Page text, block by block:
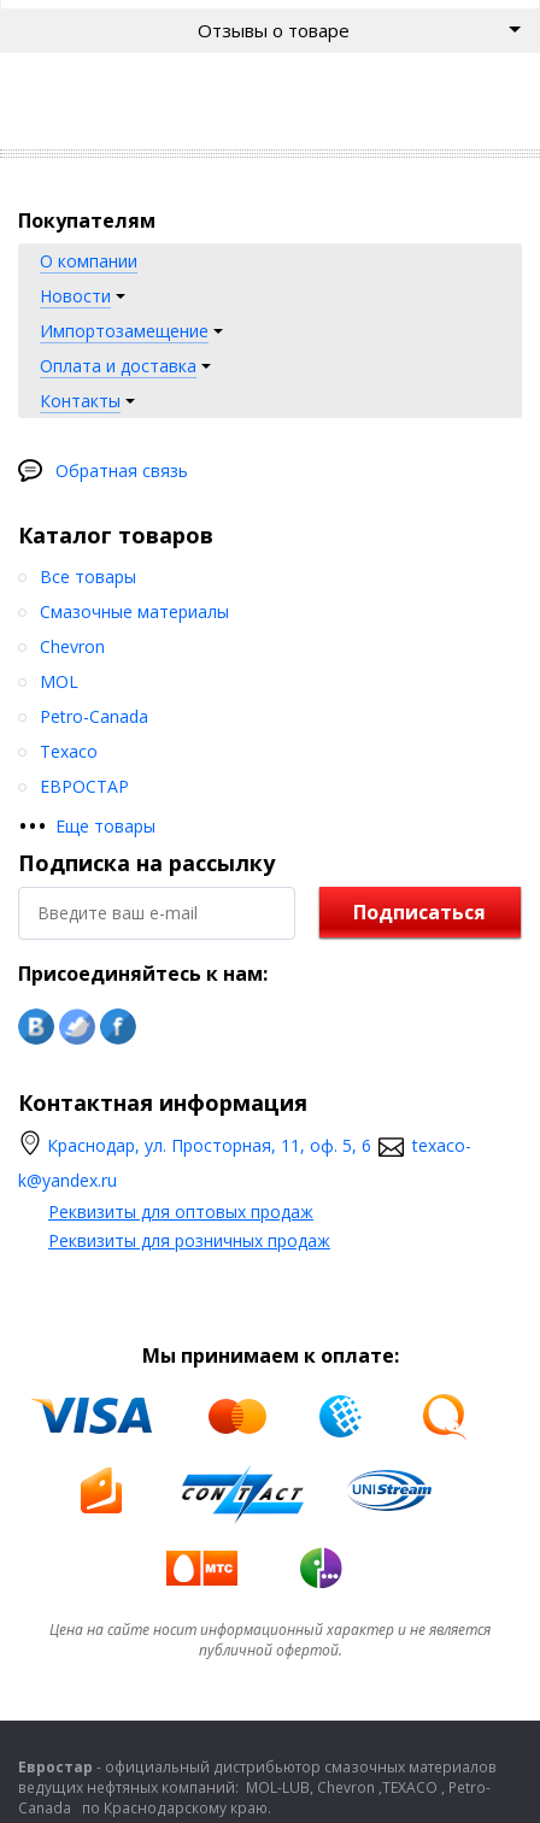
Отзывы о товаре
Покупателям
О компании
Новости
Импортозамещение
Оплата и доставка
Контакты
Обратная связь
Каталог товаров
••• Еще товары
Все товары
Смазочные материалы
Chevron
MOL
Petro-Canada
Texaco
ЕВРОСТАР
Подписка на рассылку
Подписаться
Присоединяйтесь к нам:
Контактная информация
Краснодар, ул. Просторная, 11, оф. 5, 6
texaco-
k@yandex.ru
Реквизиты для оптовых продаж
Реквизиты для розничных продаж
Мы принимаем к оплате:
Цена на сайте носит информационный характер и не является
публичной офертой.
Евростар - официальный дистрибьютор смазочных материалов
ведущих нефтяных компаний: MOL-LUB, Chevron ,TEXACO , Petro-
Canada по Краснодарскому краю.